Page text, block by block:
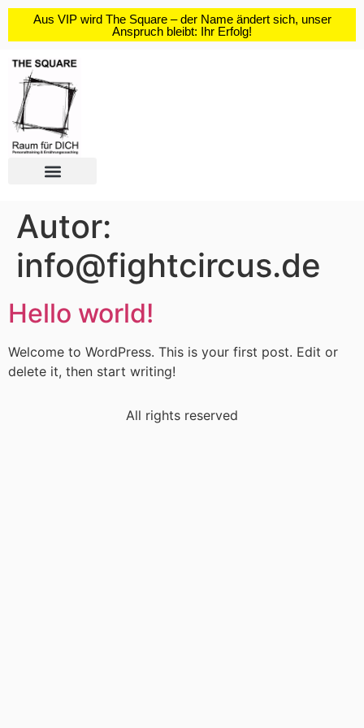
Aus VIPwird The Square– der Name ändert sich, unser
Anspruch bleibt: Ihr Erfolg!
Autor:
info@fightcircus.de
Hello world!
Welcome to WordPress. This is your first post. Edit or
delete it, then start writing!
All rights reserved